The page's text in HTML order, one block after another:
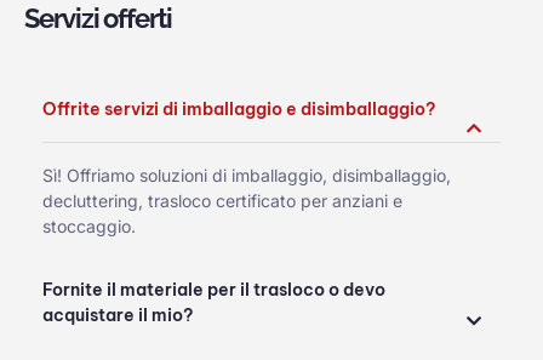
Servizi offerti
Offrite servizi di imballaggio e disimballaggio?
Sì! Offriamo soluzioni di imballaggio, disimballaggio,
decluttering, trasloco certificato per anziani e
stoccaggio.
Fornite il materiale per il trasloco o devo
acquistare il mio?